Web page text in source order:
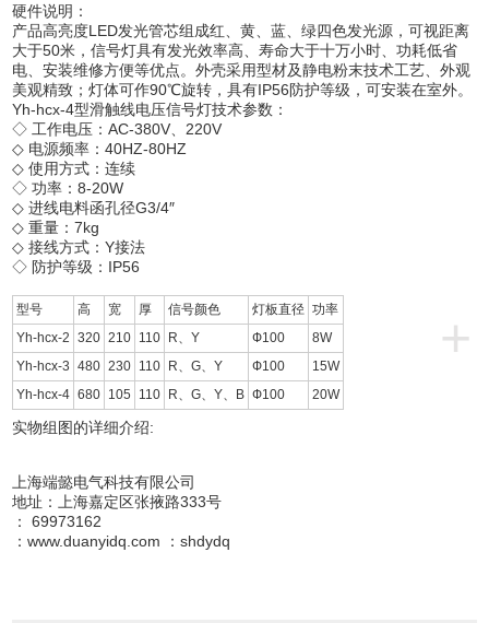
硬件说明：
产品高亮度LED发光管芯组成红、黄、蓝、绿四色发光源，可视距离
大于50米，信号灯具有发光效率高、寿命大于十万小时、功耗低省
电、安装维修方便等优点。外壳采用型材及静电粉末技术工艺、外观
美观精致；灯体可作90℃旋转，具有IP56防护等级，可安装在室外。
Yh-hcx-4型滑触线电压信号灯技术参数：
◇ 工作电压：AC-380V、220V
◇ 电源频率：40HZ-80HZ
◇ 使用方式：连续
◇ 功率：8-20W
◇ 进线电料函孔径G3/4″
◇ 重量：7kg
◇ 接线方式：Y接法
◇ 防护等级：IP56
+
型号 高 宽 厚 信号颜色 灯板直径 功率
Yh-hcx-2 320 210 110 R、Y Ф100
8W
Yh-hcx-3 480 230 110 R、G、Y Ф100
15W
Yh-hcx-4 680 105 110 R、G、Y、B Ф100 20W
实物组图的详细介绍:
上海端懿电气科技有限公司
地址：上海嘉定区张掖路333号
： 69973162
：www.duanyidq.com ：shdydq